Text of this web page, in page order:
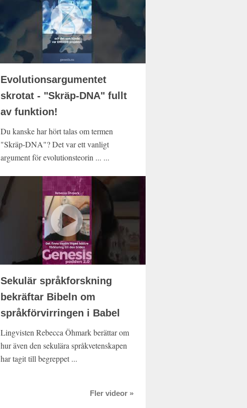
Evolutionsargumentet
skrotat - "Skräp-DNA" fullt
av funktion!
Du kanske har hört talas om termen
"Skräp-DNA"? Det var ett vanligt
argument för evolutionsteorin ... ...
Sekulär språkforskning
bekräftar Bibeln om
språkförvirringen i Babel
Lingvisten Rebecca Öhmark berättar om
hur även den sekulära språkvetenskapen
har tagit till begreppet ...
Fler videor »